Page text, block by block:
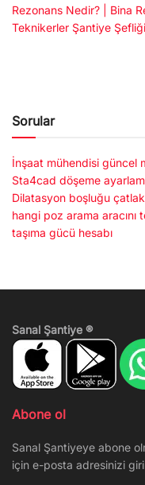
Rezonans Nedir? | Bina
Teknikerler Şantiye
Sorular
İnşaat mühendisi güncel
Sta4cad döşeme
Dilatasyon boşluğu
hangi poz arama aracını
taşıma gücü hesabı
Sanal Şantiye ®
Abone ol
Sanal Şantiyeye abone
için e-posta adresinizi